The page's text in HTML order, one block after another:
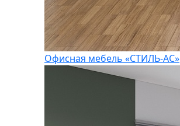
Офисная мебель «СТИЛЬ-АС»